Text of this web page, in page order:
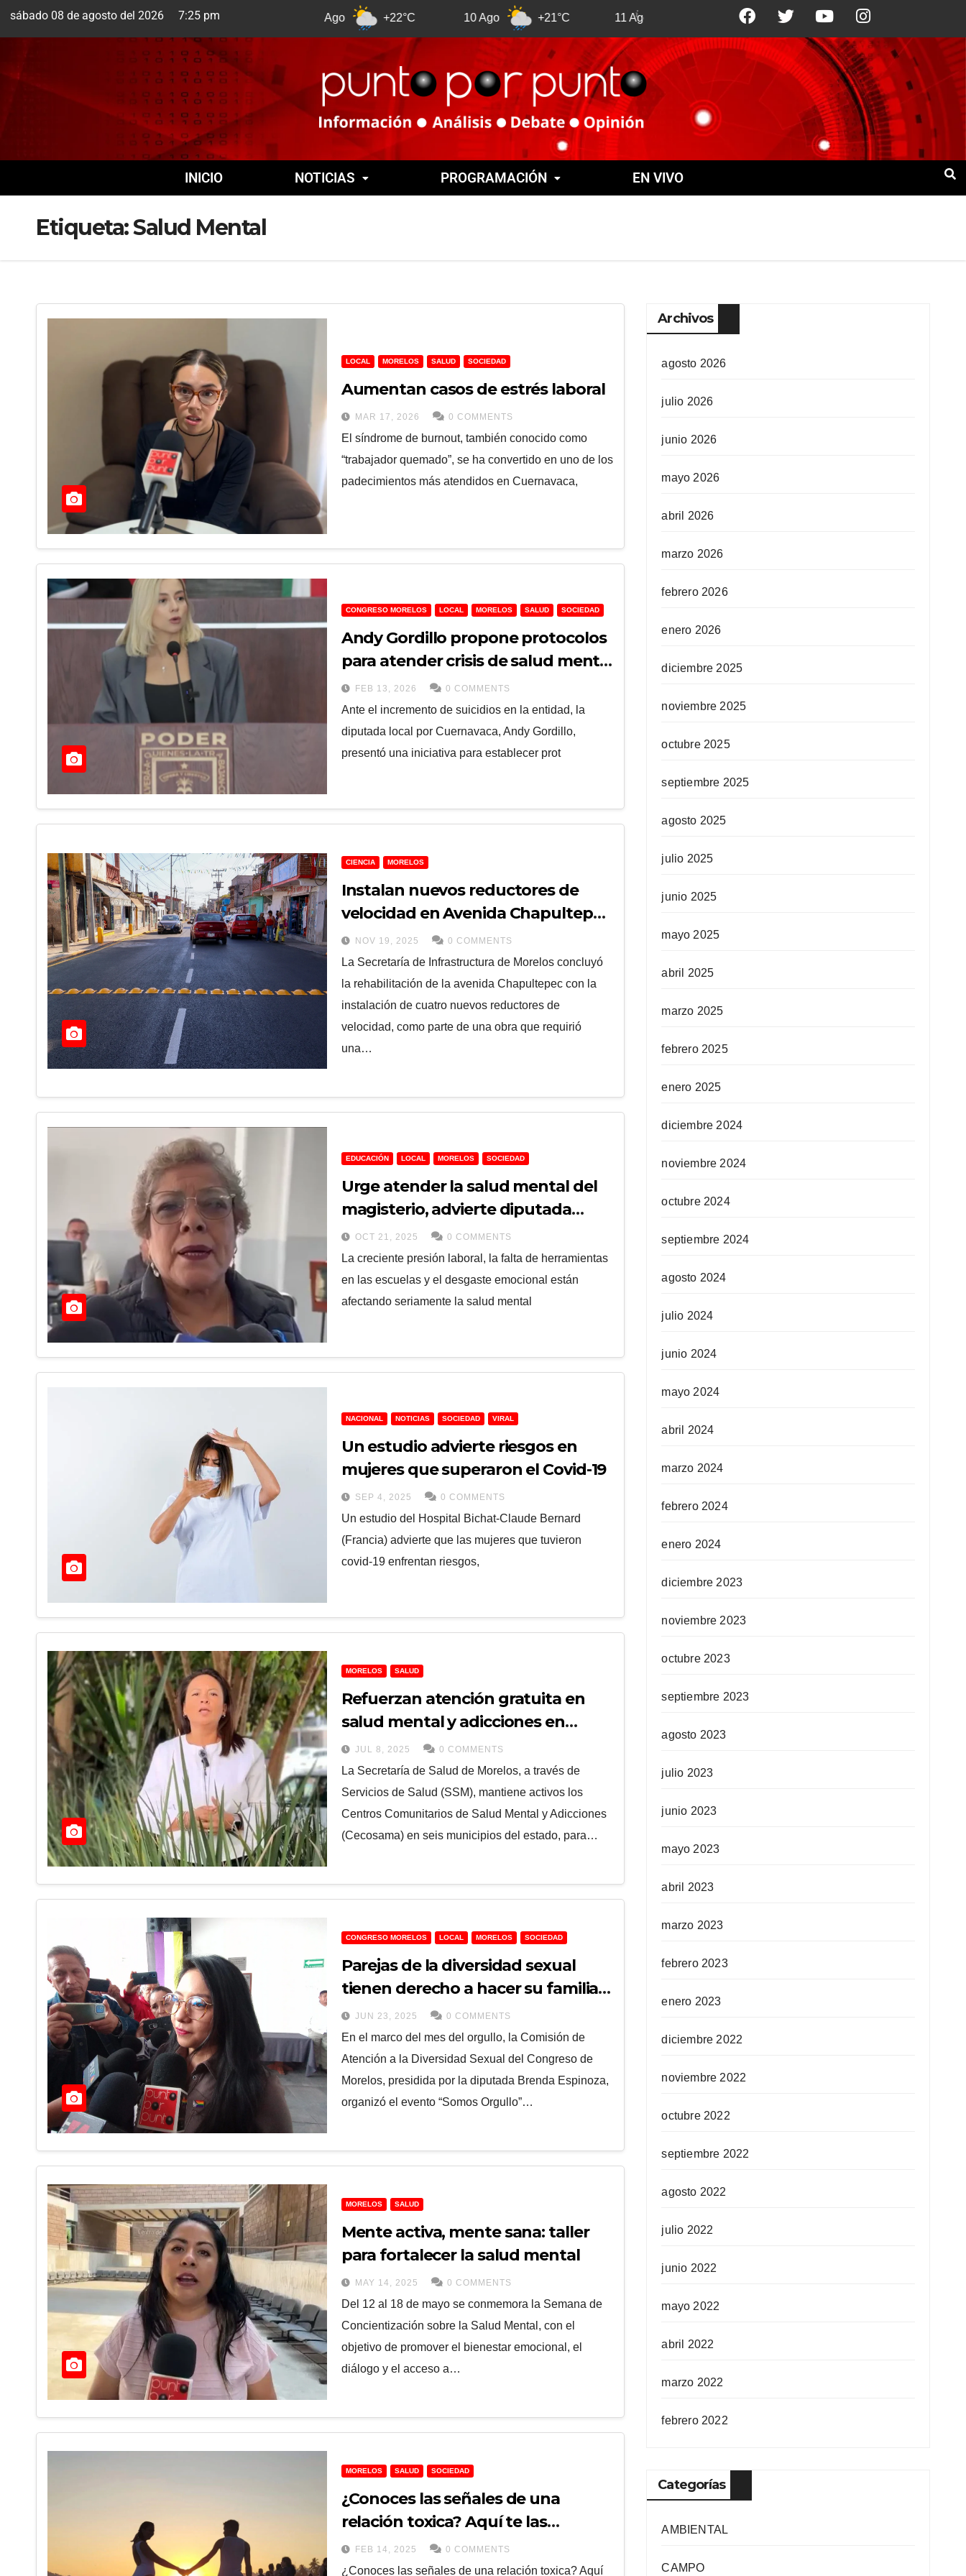
sábado 08 de agosto del 2026 7:25 pm
Cuernavaca +22°C 10 Ago +21°C 11 Ago +22°C 12 Ago +22°C 13 Ago
INICIO NOTICIAS PROGRAMACIÓN EN VIVO
Etiqueta:Salud Mental
LOCAL MORELOS SALUD SOCIEDAD
Aumentan casos de estrés laboral
MAR 17, 2026 0 COMMENTS
El síndrome de burnout, también conocido como
“trabajador quemado”, se ha convertido en uno de los
padecimientos más atendidos en Cuernavaca,
CONGRESO MORELOS LOCAL MORELOS SALUD SOCIEDAD
Andy Gordillo propone protocolos
para atender crisis de salud mental
en Morelos
FEB 13, 2026 0 COMMENTS
Ante el incremento de suicidios en la entidad, la
diputada local por Cuernavaca, Andy Gordillo,
presentó una iniciativa para establecer prot
CIENCIA MORELOS
Instalan nuevos reductores de
velocidad en Avenida Chapultepec
para mejorar seguridad vial entre
Cuernavaca y Jiutepec
NOV 19, 2025 0 COMMENTS
La Secretaría de Infrastructura de Morelos concluyó
la rehabilitación de la avenida Chapultepec con la
instalación de cuatro nuevos reductores de
velocidad, como parte de una obra que requirió
una…
EDUCACIÓN LOCAL MORELOS SOCIEDAD
Urge atender la salud mental del
magisterio, advierte diputada
Ruth Cleotilde
OCT 21, 2025 0 COMMENTS
La creciente presión laboral, la falta de herramientas
en las escuelas y el desgaste emocional están
afectando seriamente la salud mental
NACIONAL NOTICIAS SOCIEDAD VIRAL
Un estudio advierte riesgos en
mujeres que superaron el Covid-19
SEP 4, 2025 0 COMMENTS
Un estudio del Hospital Bichat-Claude Bernard
(Francia) advierte que las mujeres que tuvieron
covid-19 enfrentan riesgos,
MORELOS SALUD
Refuerzan atención gratuita en
salud mental y adicciones en
Morelos
JUL 8, 2025 0 COMMENTS
La Secretaría de Salud de Morelos, a través de
Servicios de Salud (SSM), mantiene activos los
Centros Comunitarios de Salud Mental y Adicciones
(Cecosama) en seis municipios del estado, para…
CONGRESO MORELOS LOCAL MORELOS SOCIEDAD
Parejas de la diversidad sexual
tienen derecho a hacer su familia,
afirmó la diputada Brenda
Espinoza
JUN 23, 2025 0 COMMENTS
En el marco del mes del orgullo, la Comisión de
Atención a la Diversidad Sexual del Congreso de
Morelos, presidida por la diputada Brenda Espinoza,
organizó el evento “Somos Orgullo”…
MORELOS SALUD
Mente activa, mente sana: taller
para fortalecer la salud mental
MAY 14, 2025 0 COMMENTS
Del 12 al 18 de mayo se conmemora la Semana de
Concientización sobre la Salud Mental, con el
objetivo de promover el bienestar emocional, el
diálogo y el acceso a…
MORELOS SALUD SOCIEDAD
¿Conoces las señales de una
relación toxica? Aquí te las
decimos
FEB 14, 2025 0 COMMENTS
¿Conoces las señales de una relación toxica? Aquí
Archivos
agosto 2026
julio 2026
junio 2026
mayo 2026
abril 2026
marzo 2026
febrero 2026
enero 2026
diciembre 2025
noviembre 2025
octubre 2025
septiembre 2025
agosto 2025
julio 2025
junio 2025
mayo 2025
abril 2025
marzo 2025
febrero 2025
enero 2025
diciembre 2024
noviembre 2024
octubre 2024
septiembre 2024
agosto 2024
julio 2024
junio 2024
mayo 2024
abril 2024
marzo 2024
febrero 2024
enero 2024
diciembre 2023
noviembre 2023
octubre 2023
septiembre 2023
agosto 2023
julio 2023
junio 2023
mayo 2023
abril 2023
marzo 2023
febrero 2023
enero 2023
diciembre 2022
noviembre 2022
octubre 2022
septiembre 2022
agosto 2022
julio 2022
junio 2022
mayo 2022
abril 2022
marzo 2022
febrero 2022
Categorías
AMBIENTAL
CAMPO